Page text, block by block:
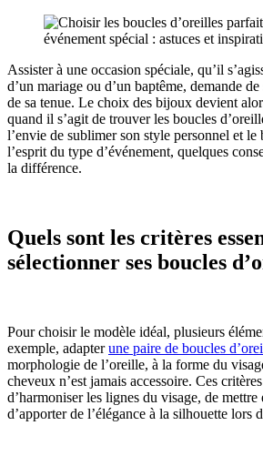
Assister à une occasion spéciale, qu’il
d’un mariage ou d’un baptême, demande
de sa tenue. Le choix des bijoux devient
quand il s’agit de trouver les boucles
l’envie de sublimer son style personnel et le
l’esprit du type d’événement, quelques
la différence.
Quels sont les critères
sélectionner ses boucles
Pour choisir le modèle idéal, plusieurs
exemple, adapterune paire de boucles
morphologie de l’oreille, à la forme du
cheveux n’est jamais accessoire. Ces
d’harmoniser les lignes du visage, de
d’apporter de l’élégance à la silhouette lors